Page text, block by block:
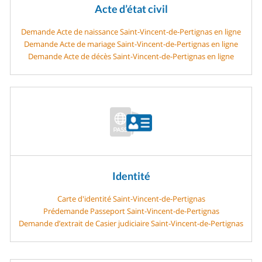
Acte d’état civil
Demande Acte de naissance Saint-Vincent-de-Pertignas en ligne
Demande Acte de mariage Saint-Vincent-de-Pertignas en ligne
Demande Acte de décès Saint-Vincent-de-Pertignas en ligne
Identité
Carte d'identité Saint-Vincent-de-Pertignas
Prédemande Passeport Saint-Vincent-de-Pertignas
Demande d’extrait de Casier judiciaire Saint-Vincent-de-Pertignas